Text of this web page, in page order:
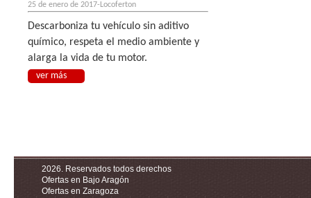
25 de enero de 2017-Locoferton
Descarboniza tu vehículo sin aditivo
químico, respeta el medio ambiente y
alarga la vida de tu motor.
ver más
2026. Reservados todos derechos
Ofertas en Bajo Aragón
Ofertas en Zaragoza